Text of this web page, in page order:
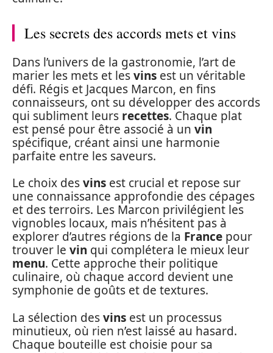
Les secrets des accords mets et vins
Dans l’univers de la gastronomie, l’art de
marier les mets et lesvins est un véritable
défi. Régis et Jacques Marcon, en fins
connaisseurs, ont su développer des accords
qui subliment leurs recettes. Chaque plat
est pensé pour être associé à un vin
spécifique, créant ainsi une harmonie
parfaite entre les saveurs.
Le choix desvins est crucial et repose sur
une connaissance approfondie des cépages
et des terroirs. Les Marcon privilégient les
vignobles locaux, mais n’hésitent pas à
explorer d’autres régions de la France pour
trouver le vin qui complétera le mieux leur
menu. Cette approche their politique
culinaire, où chaque accord devient une
symphonie de goûts et de textures.
La sélection desvins est un processus
minutieux, où rien n’est laissé au hasard.
Chaque bouteille est choisie pour sa